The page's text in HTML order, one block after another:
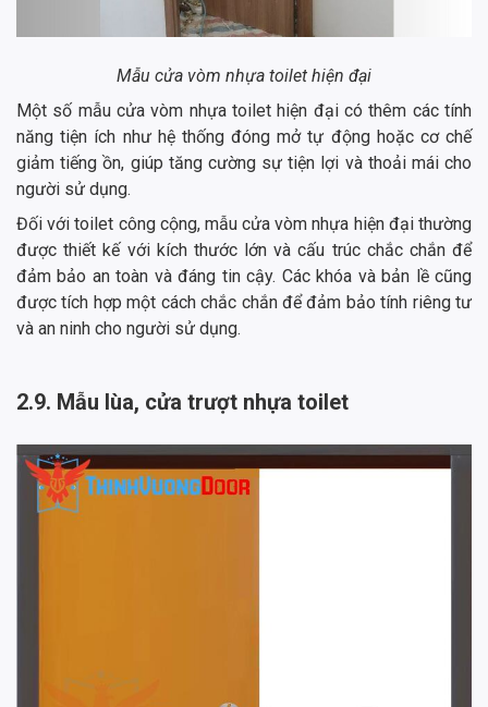
Mẫu cửa vòm nhựa toilet hiện đại
Một số mẫu cửa vòm nhựa toilet hiện đại có thêm các tính
năng tiện ích như hệ thống đóng mở tự động hoặc cơ chế
giảm tiếng ồn, giúp tăng cường sự tiện lợi và thoải mái cho
người sử dụng.
Đối với toilet công cộng, mẫu cửa vòm nhựa hiện đại thường
được thiết kế với kích thước lớn và cấu trúc chắc chắn để
đảm bảo an toàn và đáng tin cậy. Các khóa và bản lề cũng
được tích hợp một cách chắc chắn để đảm bảo tính riêng tư
và an ninh cho người sử dụng.
2.9. Mẫu lùa, cửa trượt nhựa toilet